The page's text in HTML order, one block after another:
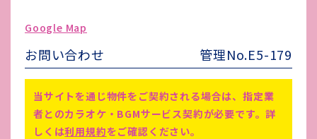
トイレ、給湯、都市ガス、ビルトイ
ラ、エレベーター、角部屋
Google Map
お問い合わせ 管理No.E5-179
当サイトを通じ物件をご契約される場合は、指定業
者とのカラオケ・BGMサービス契約が必要です。詳
しくは利用規約をご確認ください。